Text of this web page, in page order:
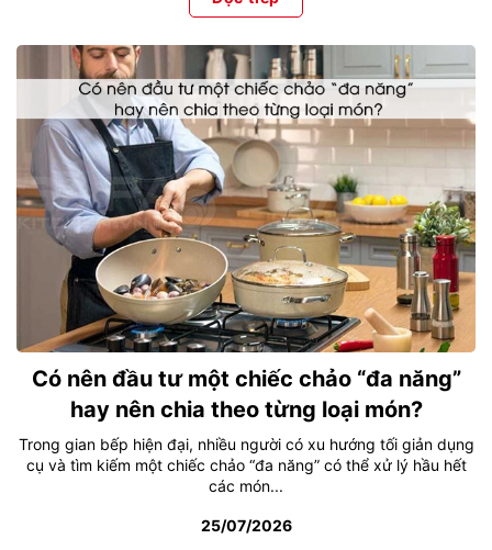
Có nên đầu tư một chiếc chảo “đa năng”
hay nên chia theo từng loại món?
Trong gian bếp hiện đại, nhiều người có xu hướng tối giản dụng
cụ và tìm kiếm một chiếc chảo “đa năng” có thể xử lý hầu hết
các món...
25/07/2026